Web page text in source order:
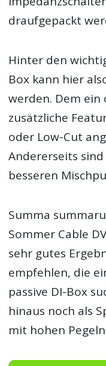
draufgepackt
Hinter den
Box kann hier
werden. Dem
zusätzliche
oder Low-Cut
Andererseits
besseren
Summa
Sommer Cable
sehr gutes
empfehlen, die
passive DI-Box
hinaus noch als
mit hohen